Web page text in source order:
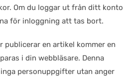
Om du loggar ut från ditt konto
för inloggning att tas bort.
publicerar en artikel kommer en
i din webbläsare. Denna
personuppgifter utan anger